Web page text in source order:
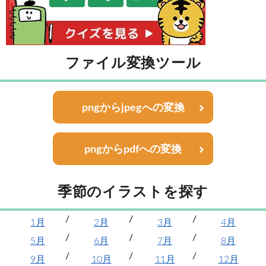
ファイル変換ツール
pngからjpegへの変換
pngからpdfへの変換
季節のイラストを探す
1月 2月 3月
4月
5月
6月 7月
8月
9月
10月 11月
12月